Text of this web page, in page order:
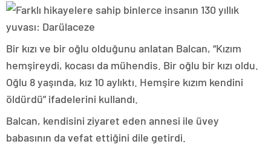
Bir kızı ve bir oğlu olduğunu anlatan Balcan, “Kızım
hemşireydi, kocası da mühendis. Bir oğlu bir kızı oldu.
Oğlu 8 yaşında, kız 10 aylıktı. Hemşire kızım kendini
öldürdü” ifadelerini kullandı.
Balcan, kendisini ziyaret eden annesi ile üvey
babasının da vefat ettiğini dile getirdi.